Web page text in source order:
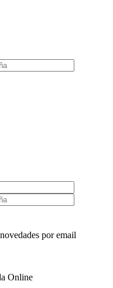
por email